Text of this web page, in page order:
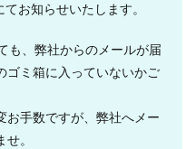
お知らせいたします。
も、弊社からのメールが届
ゴミ箱に入っていないかご
お手数ですが、弊社へメー
。